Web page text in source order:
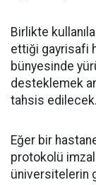
​Birlikte
ettiği gayrisafi
bünyesinde
desteklemek
tahsis edilecek.
​Eğer bir
protokolü
üniversitelerin